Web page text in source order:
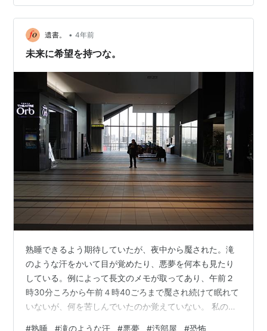
らおうと思い余所行きに着替えていたのだが、眠くてそ
れどころではない。午後に郵便…
遺書。 • 4年前
未来に希望を持つな。
熟睡できるよう期待していたが、夜中から魘された。滝
のような汗をかいて目が覚めたり、悪夢を何本も見たり
している。例によって長文のメモが取ってあり、午前２
時30分ころから午前４時40ごろまで魘され続けて眠れて
いないが、何を苦しんでいたのか覚えていない。 私の住
#熟睡 #滝のような汗 #悪夢 #汚部屋 #恐怖